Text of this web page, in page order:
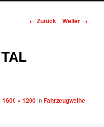
Bilder-
← Zurück Weiter →
1600 × 1200inFahrzeugweihe